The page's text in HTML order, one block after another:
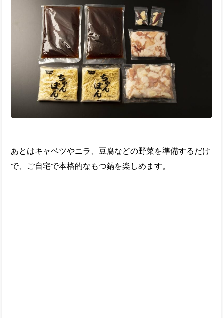
あとはキャベツやニラ、豆腐などの野菜を準備するだけ
で、ご自宅で本格的なもつ鍋を楽しめます。